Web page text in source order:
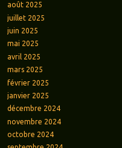
août 2025
juillet 2025
juin 2025
mai 2025
avril 2025
mars 2025
février 2025
janvier 2025
décembre 2024
novembre 2024
octobre 2024